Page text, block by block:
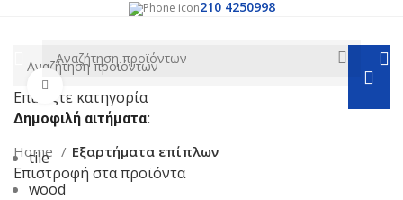
210 4250998
Home Εξαρτήματα επίπλων
Επιστροφή στα προϊόντα
Επιλέξτε κατηγορία
Δημοφιλή αιτήματα:
tile
wood